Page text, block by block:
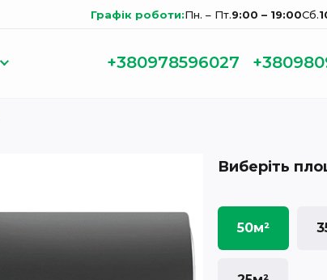
Графік роботи:Пн. – Пт.9:00 – 19:00Сб.
+380978596027
Виберіть
50м²